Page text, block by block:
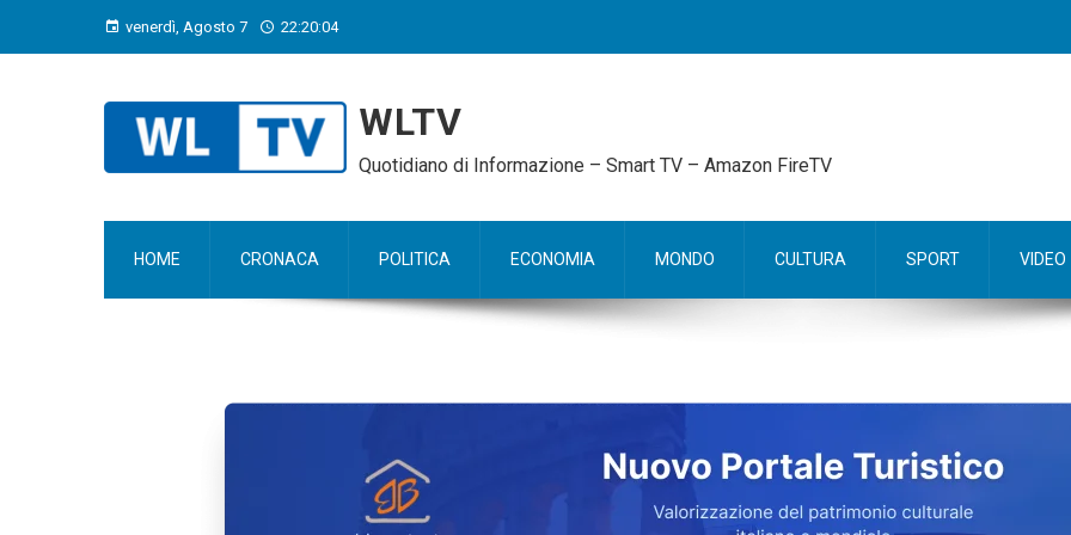
venerdì, Agosto 7 22:20:06
WLTV
Quotidiano di Informazione – Smart TV – Amazon FireTV
HOME CRONACA POLITICA ECONOMIA MONDO CULTURA SPORT VIDEO